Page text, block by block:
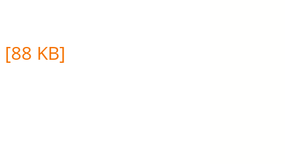
[88 KB]